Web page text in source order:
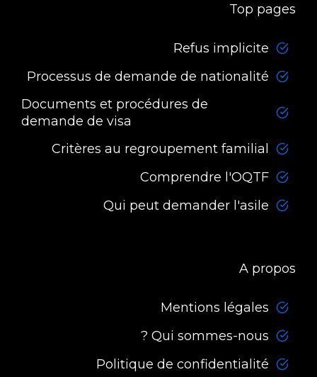
Top pages
Refus implicite
Processus de demande de nationalité
Documents et procédures de
demande de visa
Critères au regroupement familial
Comprendre l'OQTF
Qui peut demander l'asile
A propos
Mentions légales
Qui sommes-nous ?
Politique de confidentialité